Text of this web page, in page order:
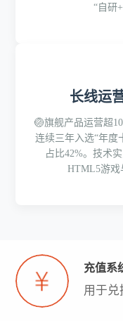
“自研
长线运
🏐旗舰产品运营超
连续三年入选“年度
占比42%。技术
HTML5游戏
充值系
用于兑